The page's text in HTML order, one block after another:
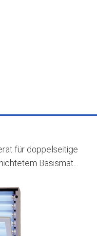
für doppelseitige
Basismat...